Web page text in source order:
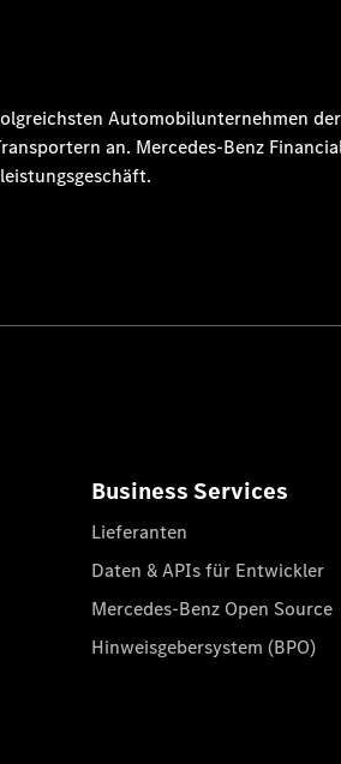
Automobilunternehmen
an. Mercedes-Benz
Business Services
Lieferanten
Daten & APIs für Entwickler
Mercedes-Benz Open Source
Hinweisgebersystem (BPO)